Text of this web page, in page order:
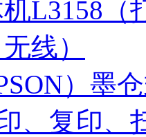
）墨
、复印、